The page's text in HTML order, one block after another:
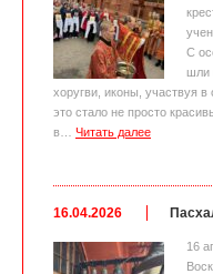
С
шли
хоругви, иконы, участвуя
это стало не просто
в… Читать далее
16.04.2026
16